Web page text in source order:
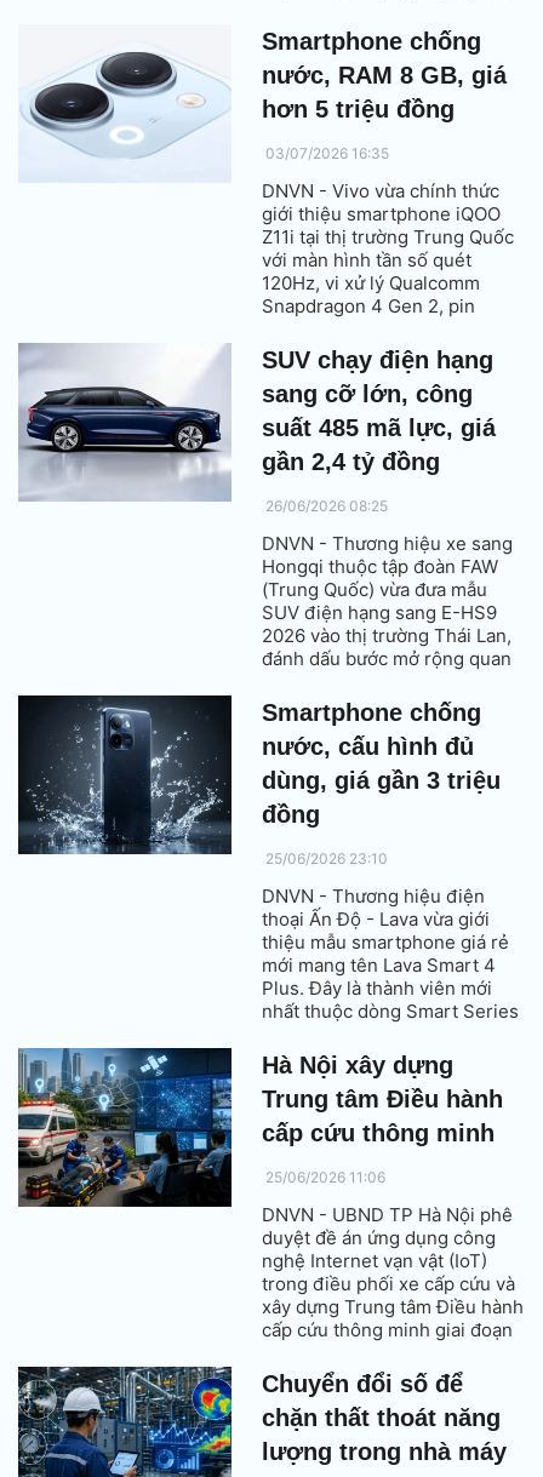
yêu cầu cấp bách hơn bao giờ
hết.
Smartphone chống
nước, RAM 8 GB, giá
hơn 5 triệu đồng
03/07/2026 16:35
DNVN - Vivo vừa chính thức
giới thiệu smartphone iQOO
Z11i tại thị trường Trung Quốc
với màn hình tần số quét
120Hz, vi xử lý Qualcomm
Snapdragon 4 Gen 2, pin
kháng nước, chống bụi chuẩn
IP65.
SUV chạy điện hạng
sang cỡ lớn, công
suất 485 mã lực, giá
gần 2,4 tỷ đồng
26/06/2026 08:25
DNVN - Thương hiệu xe sang
Hongqi thuộc tập đoàn FAW
(Trung Quốc) vừa đưa mẫu
SUV điện hạng sang E-HS9
2026 vào thị trường Thái Lan,
đánh dấu bước mở rộng quan
cầu của hãng tại khu vực Đông
Nam Á.
Smartphone chống
nước, cấu hình đủ
dùng, giá gần 3 triệu
đồng
25/06/2026 23:10
DNVN - Thương hiệu điện
thoại Ấn Độ - Lava vừa giới
thiệu mẫu smartphone giá rẻ
mới mang tên Lava Smart 4
Plus. Đây là thành viên mới
nhất thuộc dòng Smart Series
tuần sau mẫu Lava Bold N2.
Hà Nội xây dựng
Trung tâm Điều hành
cấp cứu thông minh
25/06/2026 11:06
DNVN - UBND TP Hà Nội phê
duyệt đề án ứng dụng công
nghệ Internet vạn vật (IoT)
trong điều phối xe cấp cứu và
xây dựng Trung tâm Điều hành
cấp cứu thông minh giai đoạn
rộng mạng lưới cấp cứu ngoại
viện, nâng số xe cứu thương
lên khoảng 160 xe và nâng cao
khả năng tiếp cận dịch vụ cấp
cứu cho người dân.
Chuyển đổi số để
chặn thất thoát năng
lượng trong nhà máy